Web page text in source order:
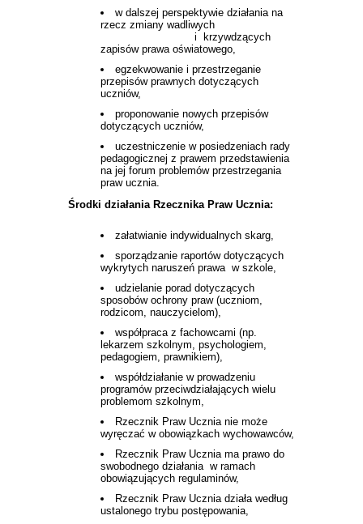
w dalszej perspektywie działania na
rzecz zmiany wadliwych
i krzywdzących
zapisów prawa oświatowego,
egzekwowanie i przestrzeganie
przepisów prawnych dotyczących
uczniów,
proponowanie nowych przepisów
dotyczących uczniów,
uczestniczenie w posiedzeniach rady
pedagogicznej z prawem przedstawienia
na jej forum problemów przestrzegania
praw ucznia.
Środki działania Rzecznika Praw Ucznia:
załatwianie indywidualnych skarg,
sporządzanie raportów dotyczących
wykrytych naruszeń prawa w szkole,
udzielanie porad dotyczących
sposobów ochrony praw (uczniom,
rodzicom, nauczycielom),
współpraca z fachowcami (np.
lekarzem szkolnym, psychologiem,
pedagogiem, prawnikiem),
współdziałanie w prowadzeniu
programów przeciwdziałających wielu
problemom szkolnym,
Rzecznik Praw Ucznia nie może
wyręczać w obowiązkach wychowawców,
Rzecznik Praw Ucznia ma prawo do
swobodnego działania w ramach
obowiązujących regulaminów,
Rzecznik Praw Ucznia działa według
ustalonego trybu postępowania,